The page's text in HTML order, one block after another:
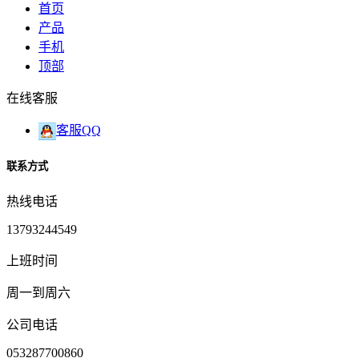
首页
产品
手机
顶部
在线客服
客服QQ
联系方式
热线电话
13793244549
上班时间
周一到周六
公司电话
053287700860